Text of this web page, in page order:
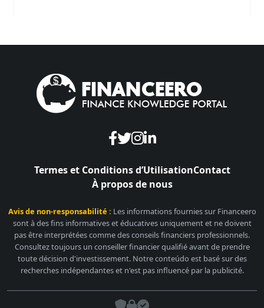
Termes et Conditions d’UtilisationContact
À propos de nous
Avis de non-responsabilité : Les informations fournies sur Financeero
sont à des fins informatives et éducatives uniquement et ne doivent
pas être interprétées comme des conseils financiers professionnels.
Consultez toujours un conseiller financier qualifié avant de prendre
toute décision d'investissement. Notre conteúdo est basé sur des
recherches indépendantes et n'est pas influencé par la publicité.